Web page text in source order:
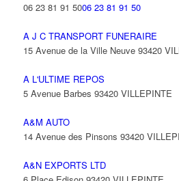
06 23 81 91 5006 23 81 91 50
A J C TRANSPORT FUNERAIRE
15 Avenue de la Ville Neuve 93420
A L'ULTIME REPOS
5 Avenue Barbes 93420 VILLEPINTE
A&M AUTO
14 Avenue des Pinsons 93420
A&N EXPORTS LTD